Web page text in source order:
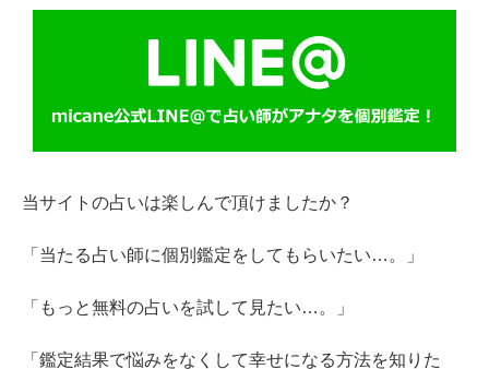
当サイトの占いは楽しんで頂けましたか？
「当たる占い師に個別鑑定をしてもらいたい…。」
「もっと無料の占いを試して見たい…。」
「鑑定結果で悩みをなくして幸せになる方法を知りた